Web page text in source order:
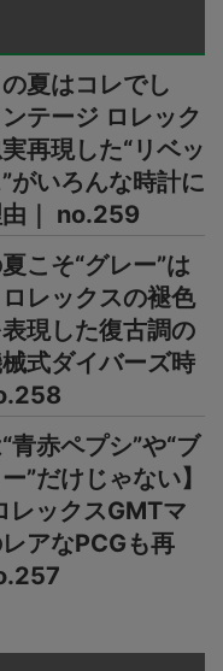
の夏はコレでし
テージ ロレック
再現した“リベッ
がいろんな時計に
｜ no.259
夏こそ“グレー”は
レックスの褪色
現した復古調の
式ダイバーズ時
“青赤ペプシ”や“ブ
”だけじゃない】
レックスGMTマ
アなPCGも再